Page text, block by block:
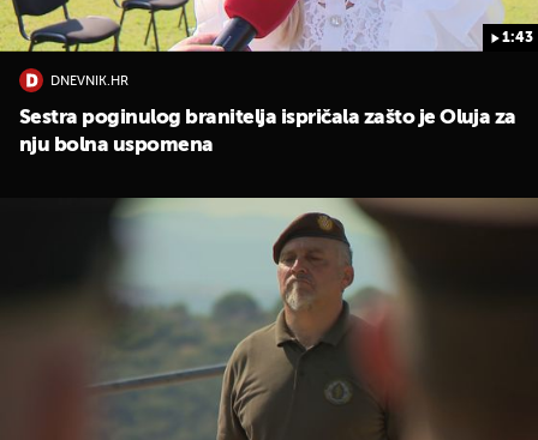
1:43
DNEVNIK.HR
Sestra poginulog branitelja ispričala zašto je Oluja za
nju bolna uspomena